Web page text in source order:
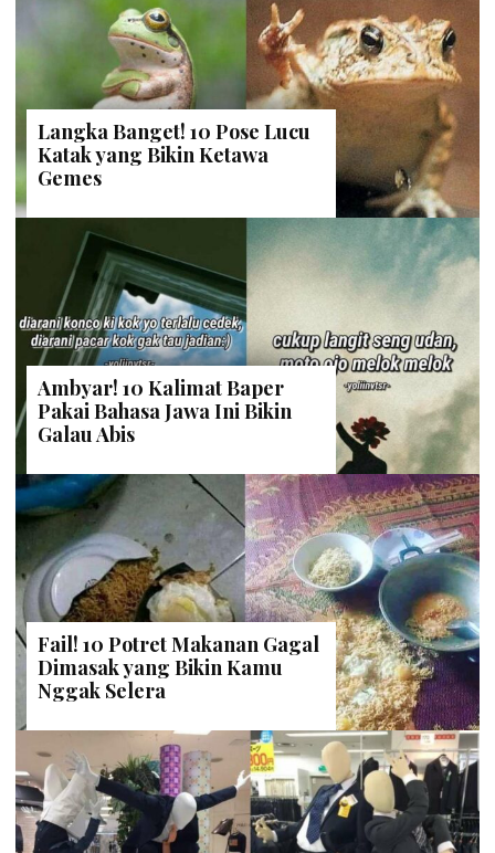
Langka Banget! 10 Pose Lucu
Katak yang Bikin Ketawa
Gemes
Ambyar! 10 Kalimat Baper
Pakai Bahasa Jawa Ini Bikin
Galau Abis
Fail! 10 Potret Makanan Gagal
Dimasak yang Bikin Kamu
Nggak Selera